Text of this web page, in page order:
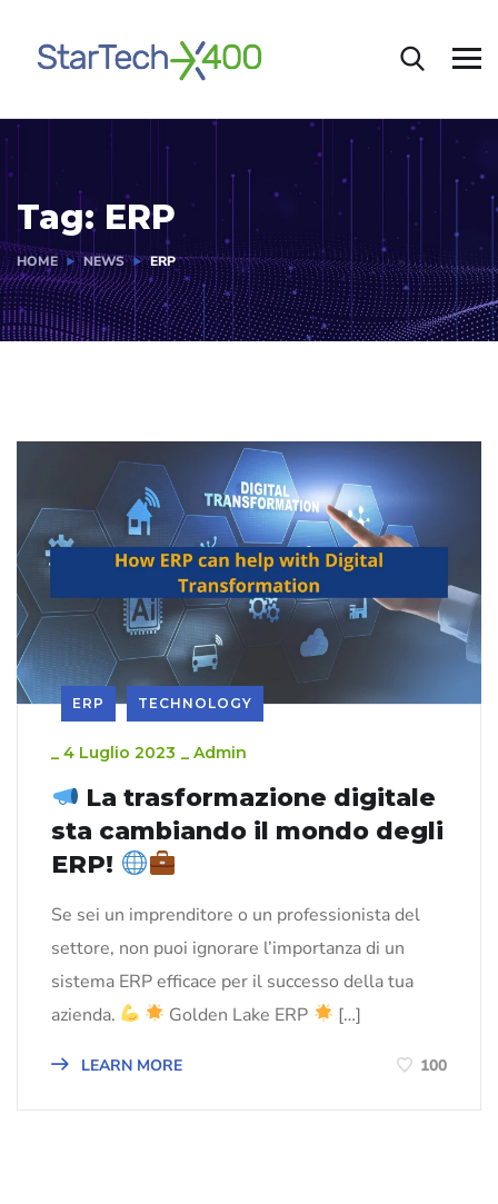
Tag: ERP
HOME NEWS ERP
ERP TECHNOLOGY
4 Luglio 2023 Admin
La trasformazione digitale
sta cambiando il mondo degli
ERP!
Se sei un imprenditore o un professionista del
settore, non puoi ignorare l’importanza di un
sistema ERP efficace per il successo della tua
azienda.
Golden Lake ERP […]
LEARN MORE 100